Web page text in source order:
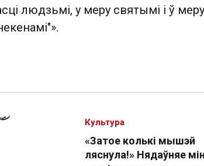
людзьмі, у меру святымі і ў меру
«Затое колькі мышэй
ляснула!» Нядаўняе
Культура